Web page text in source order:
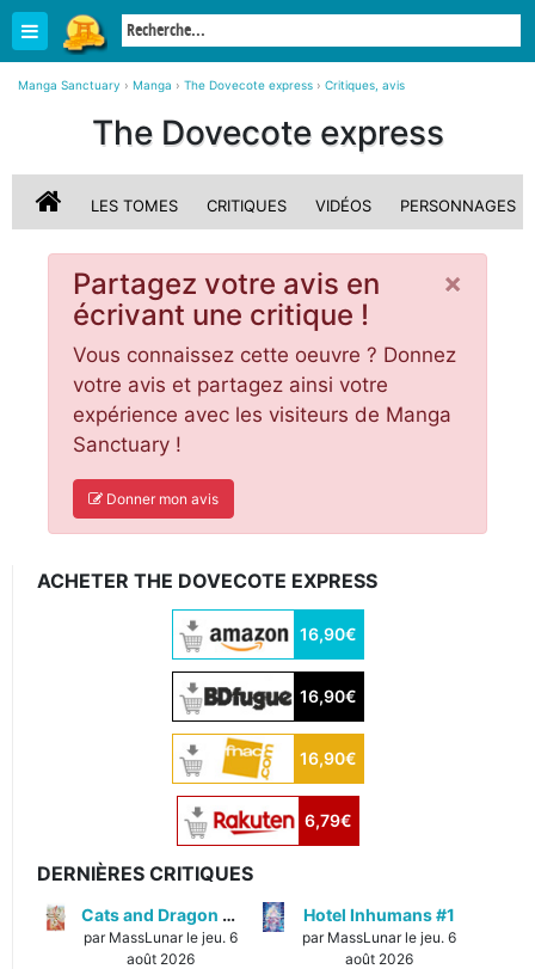
Manga Sanctuary › Manga › The Dovecote express › Critiques, avis
The Dovecote express
LES TOMES CRITIQUES VIDÉOS PERSONNAGES
×
Partagez votre avis en
écrivant une critique !
Vous connaissez cette oeuvre ? Donnez
votre avis et partagez ainsi votre
expérience avec les visiteurs de Manga
Sanctuary !
Donner mon avis
ACHETER THE DOVECOTE EXPRESS
16,90€
16,90€
16,90€
6,79€
DERNIÈRES CRITIQUES
Cats and Dragon #3
par MassLunar le jeu. 6
août 2026
Hotel Inhumans #1
par MassLunar le jeu. 6
août 2026